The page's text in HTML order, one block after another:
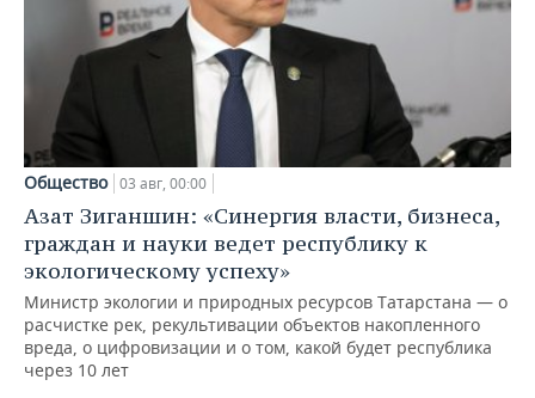
Общество 03 авг, 00:00
Азат Зиганшин: «Синергия власти, бизнеса,
граждан и науки ведет республику к
экологическому успеху»
Министр экологии и природных ресурсов Татарстана — о
расчистке рек, рекультивации объектов накопленного
вреда, о цифровизации и о том, какой будет республика
через 10 лет